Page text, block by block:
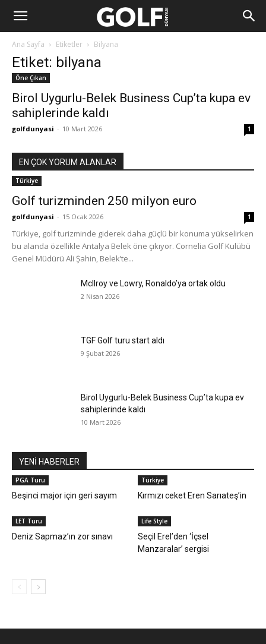
Ana Sayfa Etiketler Bilyana
Etiket: bilyana
Öne Çıkan
Birol Uygurlu-Belek Business Cup’ta kupa ev
sahiplerinde kaldı
golfdunyasi - 10 Mart 2026 1
EN ÇOK YORUM ALANLAR
Türkiye
Golf turizminden 250 milyon euro
golfdunyasi - 15 Ocak 2026 1
Türkiye, golf turizminde giderek daha güçlü bir konuma yükselirken
bu alanda özellikle Antalya Belek öne çıkıyor. Cornelia Golf Kulübü
Genel Müdürü Ali Şahin, Belek’te...
McIlroy ve Lowry, Ronaldo’ya ortak oldu
2 Nisan 2026
TGF Golf turu start aldı
9 Şubat 2026
Birol Uygurlu-Belek Business Cup’ta kupa ev
sahiplerinde kaldı
10 Mart 2026
YENİ HABERLER
PGA Turu
Beşinci major için geri sayım
Türkiye
Kırmızı ceket Eren Sarıateş’in
LET Turu
Deniz Sapmaz’ın zor sınavı
Life Style
Seçil Erel’den ‘İçsel
Manzaralar’ sergisi